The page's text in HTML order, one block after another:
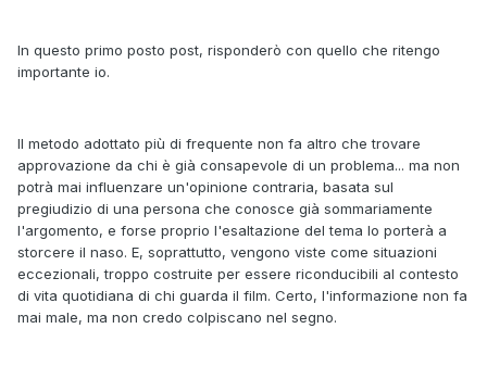
In questo primo posto post, risponderò con quello che ritengo
importante io.
Il metodo adottato più di frequente non fa altro che trovare
approvazione da chi è già consapevole di un problema... ma non
potrà mai influenzare un'opinione contraria, basata sul
pregiudizio di una persona che conosce già sommariamente
l'argomento, e forse proprio l'esaltazione del tema lo porterà a
storcere il naso. E, soprattutto, vengono viste come situazioni
eccezionali, troppo costruite per essere riconducibili al contesto
di vita quotidiana di chi guarda il film. Certo, l'informazione non fa
mai male, ma non credo colpiscano nel segno.